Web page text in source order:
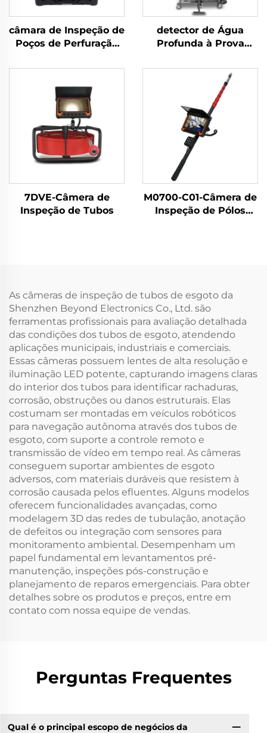
câmara de Inspeção de
Poços de Perfuração
detector de Água
Profunda à Prova
7DVE-Câmera de
Inspeção de Tubos
M0700-C01-Câmera de
Inspeção de Pólos
As câmeras de inspeção de tubos de esgoto da
Shenzhen Beyond Electronics Co., Ltd. são
ferramentas profissionais para avaliação detalhada
das condições dos tubos de esgoto, atendendo
aplicações municipais, industriais e comerciais.
Essas câmeras possuem lentes de alta resolução e
iluminação LED potente, capturando imagens claras
do interior dos tubos para identificar rachaduras,
corrosão, obstruções ou danos estruturais. Elas
costumam ser montadas em veículos robóticos
para navegação autônoma através dos tubos de
esgoto, com suporte a controle remoto e
transmissão de vídeo em tempo real. As câmeras
conseguem suportar ambientes de esgoto
adversos, com materiais duráveis que resistem à
corrosão causada pelos efluentes. Alguns modelos
oferecem funcionalidades avançadas, como
modelagem 3D das redes de tubulação, anotação
de defeitos ou integração com sensores para
monitoramento ambiental. Desempenham um
papel fundamental em levantamentos pré-
manutenção, inspeções pós-construção e
planejamento de reparos emergenciais. Para obter
detalhes sobre os produtos e preços, entre em
contato com nossa equipe de vendas.
Perguntas Frequentes
Qual é o principal escopo de negócios da